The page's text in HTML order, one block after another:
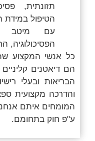
תזונתית,
הטיפול במידת
עם מיטב
הפסיכולוגיה,
כל אנשי המקצוע
הם דיאטנים
הבריאות ובעלי
והדרכה מקצועית
המומחים איתם
ע"פ חוק בתחומם.